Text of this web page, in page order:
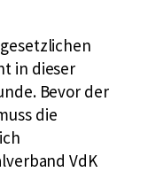
in dieser
Bevor der
die
VdK